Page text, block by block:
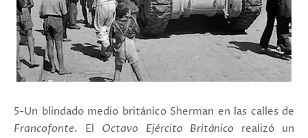
5-Un blindado medio británico Sherman en las calles de
Francofonte. El Octavo Ejército Británico realizó un